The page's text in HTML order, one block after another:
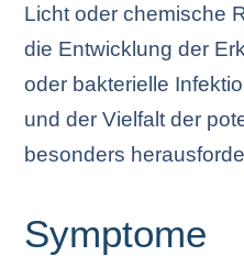
Licht oder chemische
die Entwicklung der
oder bakterielle
und der Vielfalt der
besonders
Symptome